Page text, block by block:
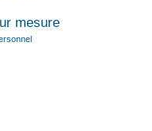
mesure